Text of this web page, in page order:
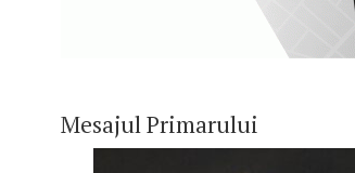
Mesajul Primarului